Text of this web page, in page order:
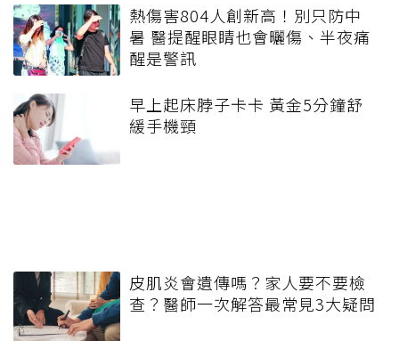
熱傷害804人創新高！別只防中
暑 醫提醒眼睛也會曬傷、半夜痛
醒是警訊
早上起床脖子卡卡 黃金5分鐘舒
緩手機頸
皮肌炎會遺傳嗎？家人要不要檢
查？醫師一次解答最常見3大疑問